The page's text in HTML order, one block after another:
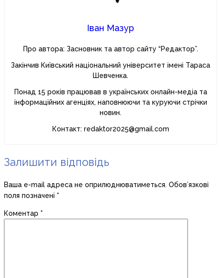
Іван Мазур
Про автора: Засновник та автор сайту “Редактор”.
Закінчив Київський національний університет імені Тараса
Шевченка.
Понад 15 років працював в українських онлайн-медіа та
інформаційних агенціях, наповнюючи та куруючи стрічки
новин.
Контакт: redaktor2025@gmail.com
Залишити відповідь
Ваша e-mail адреса не оприлюднюватиметься. Обов’язкові
поля позначені *
Коментар *